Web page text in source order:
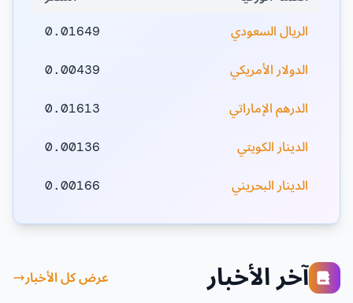
الريال السعودي
0.01649
الدولار الأمريكي 0.00439
الدرهم الإماراتي 0.01613
الدينار الكويتي 0.00136
الدينار البحريني 0.00166
آخر الأخبار عرض كل الأخبار